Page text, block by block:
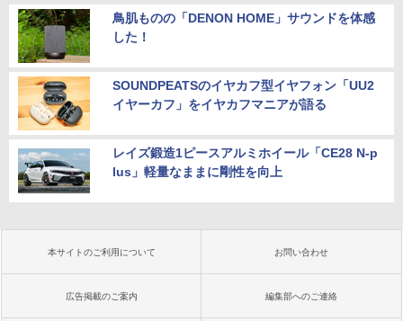
鳥肌ものの「DENON HOME」サウンドを体感
した！
SOUNDPEATSのイヤカフ型イヤフォン「UU2
イヤーカフ」をイヤカフマニアが語る
レイズ鍛造1ピースアルミホイール「CE28 N-p
lus」軽量なままに剛性を向上
本サイトのご利用について お問い合わせ
広告掲載のご案内 編集部へのご連絡